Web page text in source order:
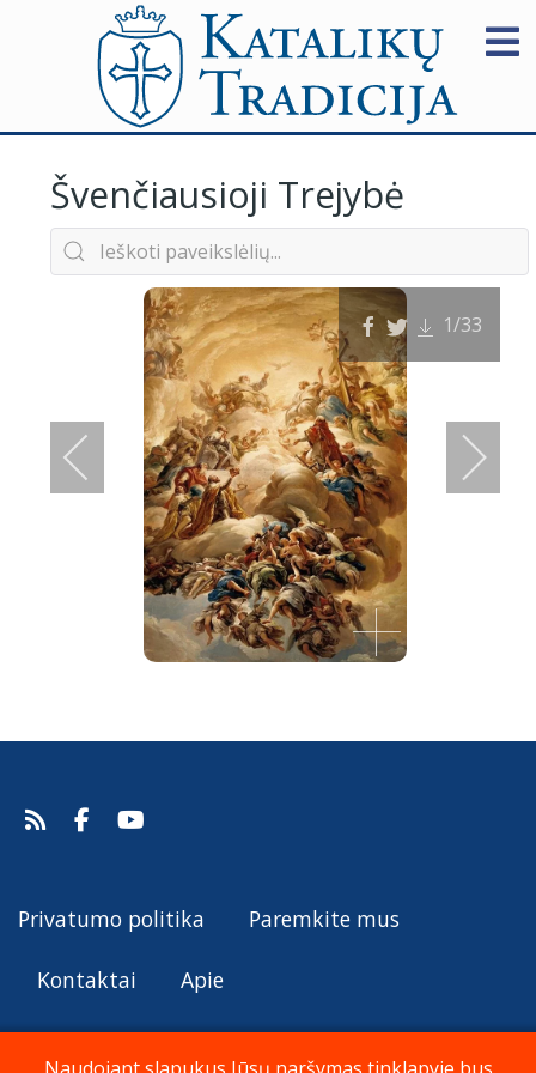
Švenčiausioji Trejybė
1/33
Šaltinis:Web Gallery of Art
Privatumo politika Paremkite mus
Kontaktai Apie